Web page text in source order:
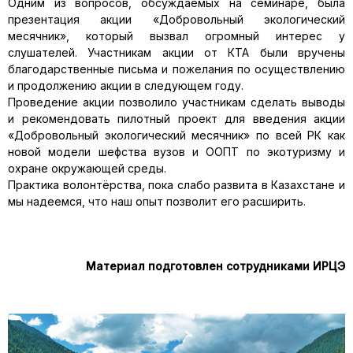
Одним из вопросов, обсуждаемых на семинаре, была
презентация акции «Добровольный экологический
месячник», который вызвал огромный интерес у
слушателей. Участникам акции от КТА были вручены
благодарственные письма и пожелания по осуществлению
и продолжению акции в следующем году.
Проведение акции позволило участникам сделать выводы
и рекомендовать пилотный проект для введения акции
«Добровольный экологический месячник» по всей РК как
новой модели шефства вузов и ООПТ по экотуризму и
охране окружающей среды.
Практика волонтёрства, пока слабо развита в Казахстане и
мы надеемся, что наш опыт позволит его расширить.
Материал подготовлен сотрудниками ИРЦЭ